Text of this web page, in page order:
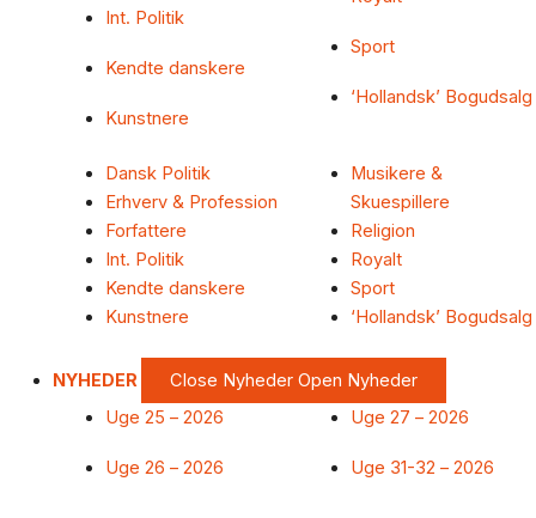
Int. Politik
Kendte danskere
Kunstnere
Sport
‘Hollandsk’ Bogudsalg
Dansk Politik
Erhverv & Profession
Forfattere
Int. Politik
Kendte danskere
Kunstnere
Musikere &
Skuespillere
Religion
Royalt
Sport
‘Hollandsk’ Bogudsalg
NYHEDER Close Nyheder Open Nyheder
Uge 25 – 2026
Uge 26 – 2026
Uge 27 – 2026
Uge 31-32 – 2026